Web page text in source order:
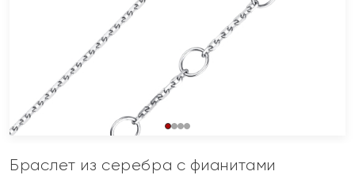
Браслет из серебра с фианитами